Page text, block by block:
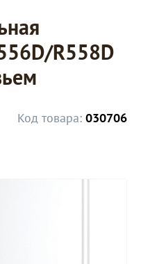
R558D
Код товара: 030706